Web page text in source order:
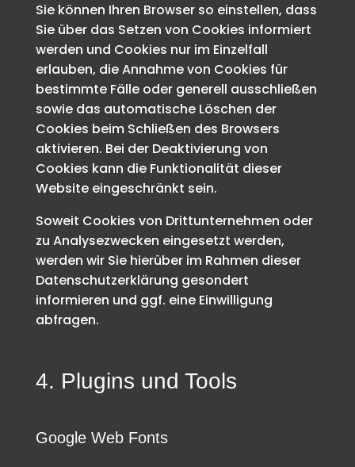
Sie können Ihren Browser so einstellen, dass
Sie über das Setzen von Cookies informiert
werden und Cookies nur im Einzelfall
erlauben, die Annahme von Cookies für
bestimmte Fälle oder generell ausschließen
sowie das automatische Löschen der
Cookies beim Schließen des Browsers
aktivieren. Bei der Deaktivierung von
Cookies kann die Funktionalität dieser
Website eingeschränkt sein.
Soweit Cookies von Drittunternehmen oder
zu Analysezwecken eingesetzt werden,
werden wir Sie hierüber im Rahmen dieser
Datenschutzerklärung gesondert
informieren und ggf. eine Einwilligung
abfragen.
4. Plugins und Tools
Google Web Fonts